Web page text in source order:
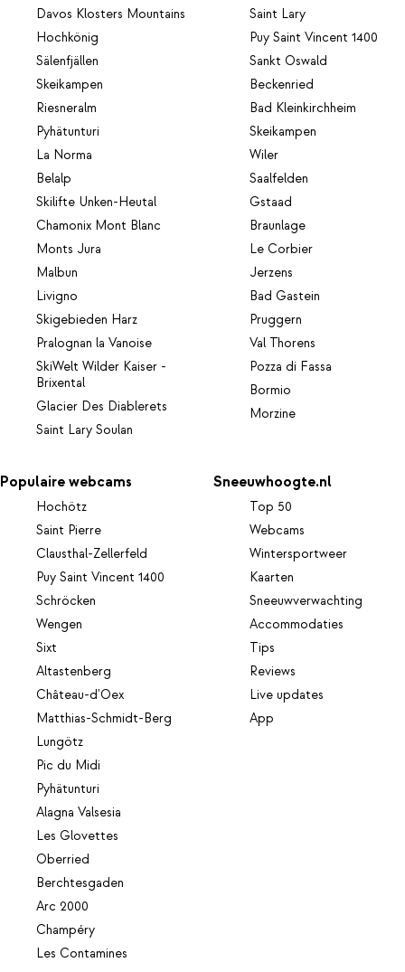
Davos Klosters Mountains
Hochkönig
Sälenfjällen
Skeikampen
Riesneralm
Pyhätunturi
La Norma
Belalp
Skilifte Unken-Heutal
Chamonix Mont Blanc
Monts Jura
Malbun
Livigno
Skigebieden Harz
Pralognan la Vanoise
SkiWelt Wilder Kaiser -
Brixental
Glacier Des Diablerets
Saint Lary Soulan
Saint Lary
Puy Saint Vincent 1400
Sankt Oswald
Beckenried
Bad Kleinkirchheim
Skeikampen
Wiler
Saalfelden
Gstaad
Braunlage
Le Corbier
Jerzens
Bad Gastein
Pruggern
Val Thorens
Pozza di Fassa
Bormio
Morzine
Populaire webcams
Hochötz
Saint Pierre
Clausthal-Zellerfeld
Puy Saint Vincent 1400
Schröcken
Wengen
Sixt
Altastenberg
Château-d'Oex
Matthias-Schmidt-Berg
Lungötz
Pic du Midi
Pyhätunturi
Alagna Valsesia
Les Glovettes
Oberried
Berchtesgaden
Arc 2000
Champéry
Les Contamines
Sneeuwhoogte.nl
Top 50
Webcams
Wintersportweer
Kaarten
Sneeuwverwachting
Accommodaties
Tips
Reviews
Live updates
App